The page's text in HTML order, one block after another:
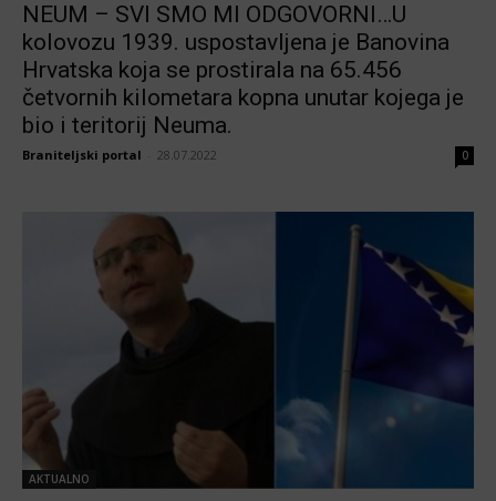
NEUM – SVI SMO MI ODGOVORNI…U
kolovozu 1939. uspostavljena je Banovina
Hrvatska koja se prostirala na 65.456
četvornih kilometara kopna unutar kojega je
bio i teritorij Neuma.
Braniteljski portal 28.07.2022 0
AKTUALNO